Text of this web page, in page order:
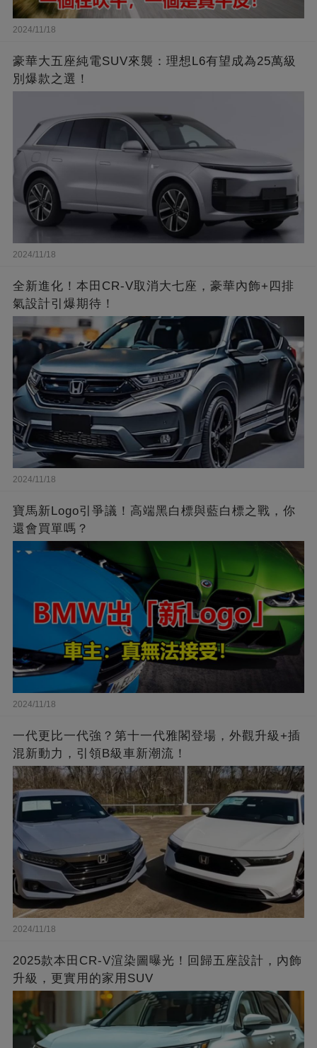
2024/11/18
豪華大五座純電SUV來襲：理想L6有望成為25萬級
別爆款之選！
2024/11/18
全新進化！本田CR-V取消大七座，豪華內飾+四排
氣設計引爆期待！
2024/11/18
寶馬新Logo引爭議！高端黑白標與藍白標之戰，你
還會買單嗎？
2024/11/18
一代更比一代強？第十一代雅閣登場，外觀升級+插
混新動力，引領B級車新潮流！
2024/11/18
2025款本田CR-V渲染圖曝光！回歸五座設計，內飾
升級，更實用的家用SUV